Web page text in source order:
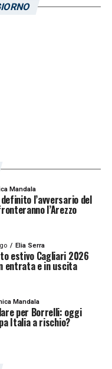
TOP NEWS
Mandala
l’avversario del
l’Arezzo
Elia Serra
estivo Cagliari 2026
entrata e in uscita
Mandala
per Borrelli: oggi
Italia a rischio?